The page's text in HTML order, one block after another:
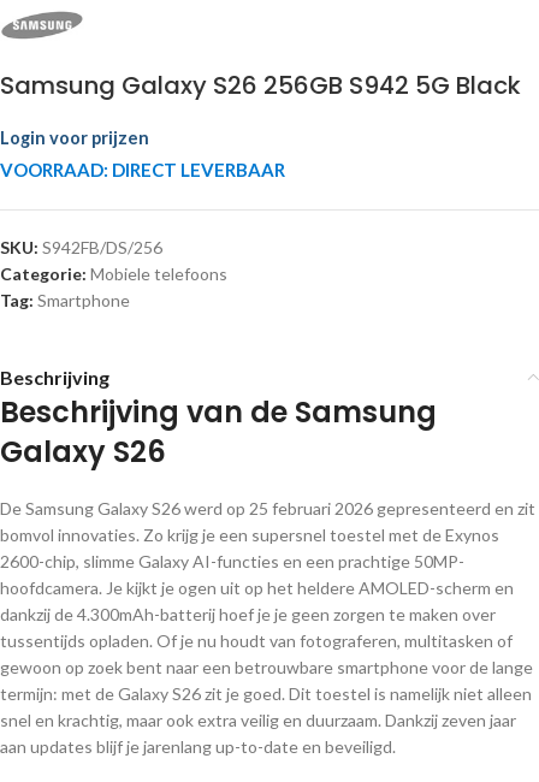
Samsung Galaxy S26 256GB S942 5G Black
Login voor prijzen
VOORRAAD: DIRECT LEVERBAAR
SKU: S942FB/DS/256
Categorie: Mobiele telefoons
Tag: Smartphone
Beschrijving
Beschrijving van de Samsung
Galaxy S26
De Samsung Galaxy S26 werd op 25 februari 2026 gepresenteerd en zit
bomvol innovaties. Zo krijg je een supersnel toestel met de Exynos
2600-chip, slimme Galaxy AI-functies en een prachtige 50MP-
hoofdcamera. Je kijkt je ogen uit op het heldere AMOLED-scherm en
dankzij de 4.300mAh-batterij hoef je je geen zorgen te maken over
tussentijds opladen. Of je nu houdt van fotograferen, multitasken of
gewoon op zoek bent naar een betrouwbare smartphone voor de lange
termijn: met de Galaxy S26 zit je goed. Dit toestel is namelijk niet alleen
snel en krachtig, maar ook extra veilig en duurzaam. Dankzij zeven jaar
aan updates blijf je jarenlang up-to-date en beveiligd.